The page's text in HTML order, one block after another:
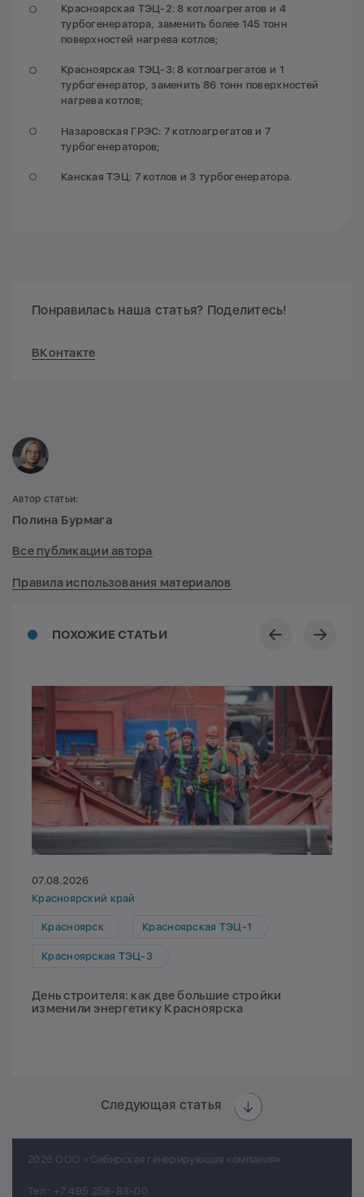
Красноярская ТЭЦ-2: 8 котлоагрегатов и 4
турбогенератора, заменить более 145 тонн
поверхностей нагрева котлов;
Красноярская ТЭЦ-3: 8 котлоагрегатов и 1
турбогенератор, заменить 86 тонн поверхностей
нагрева котлов;
Назаровская ГРЭС: 7 котлоагрегатов и 7
турбогенераторов;
Канская ТЭЦ: 7 котлов и 3 турбогенератора.
Понравилась наша статья? Поделитесь!
ВКонтакте
ПОХОЖИЕ СТАТЬИ
07.08.2026
Красноярский край
Красноярск Красноярская ТЭЦ-1
Красноярская ТЭЦ-3
День строителя: как две большие стройки
изменили энергетику Красноярска
Следующая статья
Автор статьи:
Полина Бурмага
Все публикации автора
Правила использования материалов
2026 ООО «Сибирская генерирующая компания»
Тел.: +7 495 258-83-00